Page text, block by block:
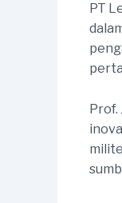
PT
Prof.